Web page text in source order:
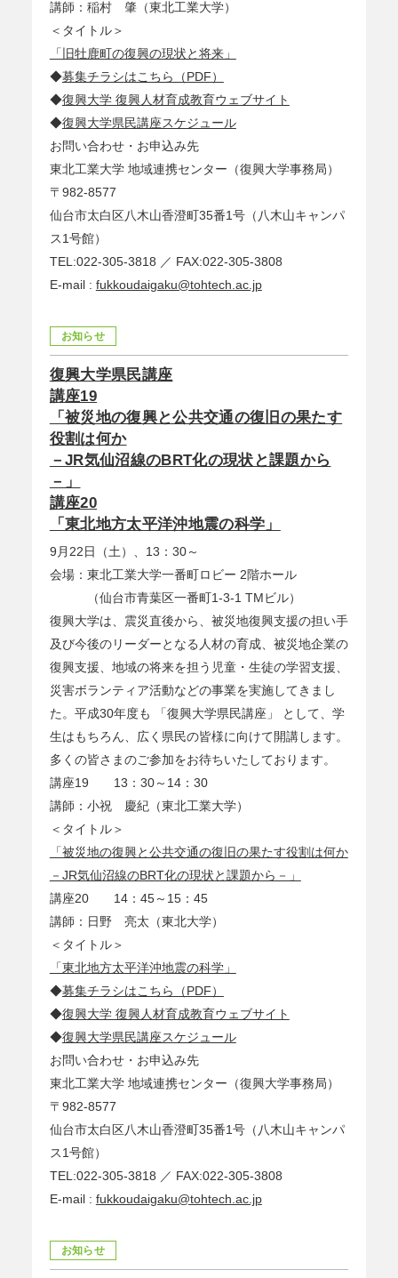
講師：稲村 肇（東北工業大学）
＜タイトル＞
「旧牡鹿町の復興の現状と将来」
◆募集チラシはこちら（PDF）
◆復興大学 復興人材育成教育ウェブサイト
◆復興大学県民講座スケジュール
お問い合わせ・お申込み先
東北工業大学 地域連携センター（復興大学事務局）
〒982-8577
仙台市太白区八木山香澄町35番1号（八木山キャンパ
ス1号館）
TEL:022-305-3818 ／ FAX:022-305-3808
E-mail : fukkoudaigaku@tohtech.ac.jp
お知らせ
復興大学県民講座
講座19
「被災地の復興と公共交通の復旧の果たす
役割は何か
－JR気仙沼線のBRT化の現状と課題から
－」
講座20
「東北地方太平洋沖地震の科学」
9月22日（土）、13：30～
会場：東北工業大学一番町ロビー 2階ホール
（仙台市青葉区一番町1-3-1 TMビル）
復興大学は、震災直後から、被災地復興支援の担い手
及び今後のリーダーとなる人材の育成、被災地企業の
復興支援、地域の将来を担う児童・生徒の学習支援、
災害ボランティア活動などの事業を実施してきまし
た。平成30年度も 「復興大学県民講座」 として、学
生はもちろん、広く県民の皆様に向けて開講します。
多くの皆さまのご参加をお待ちいたしております。
講座19 13：30～14：30
講師：小祝 慶紀（東北工業大学）
＜タイトル＞
「被災地の復興と公共交通の復旧の果たす役割は何か
－JR気仙沼線のBRT化の現状と課題から－」
講座20 14：45～15：45
講師：日野 亮太（東北大学）
＜タイトル＞
「東北地方太平洋沖地震の科学」
◆募集チラシはこちら（PDF）
◆復興大学 復興人材育成教育ウェブサイト
◆復興大学県民講座スケジュール
お問い合わせ・お申込み先
東北工業大学 地域連携センター（復興大学事務局）
〒982-8577
仙台市太白区八木山香澄町35番1号（八木山キャンパ
ス1号館）
TEL:022-305-3818 ／ FAX:022-305-3808
E-mail : fukkoudaigaku@tohtech.ac.jp
お知らせ